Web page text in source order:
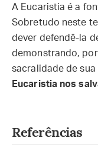
A Eucaristia é a
Sobretudo neste
dever defendê-la
demonstrando,
sacralidade de sua
Eucaristia nos
Referências